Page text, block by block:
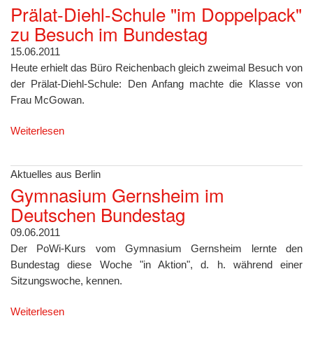
Prälat-Diehl-Schule "im Doppelpack"
zu Besuch im Bundestag
15.06.2011
Heute erhielt das Büro Reichenbach gleich zweimal Besuch von
der Prälat-Diehl-Schule: Den Anfang machte die Klasse von
Frau McGowan.
Weiterlesen
Aktuelles aus Berlin
Gymnasium Gernsheim im
Deutschen Bundestag
09.06.2011
Der PoWi-Kurs vom Gymnasium Gernsheim lernte den
Bundestag diese Woche "in Aktion", d. h. während einer
Sitzungswoche, kennen.
Weiterlesen